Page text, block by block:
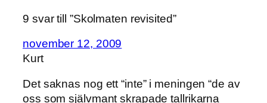
9 svar till ”Skolmaten revisited”
november 12, 2009
Kurt
Det saknas nog ett “inte” i meningen “de av
oss som självmant skrapade tallrikarna